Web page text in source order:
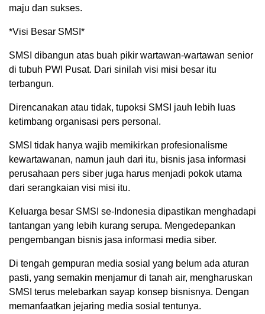
maju dan sukses.
*Visi Besar SMSI*
SMSI dibangun atas buah pikir wartawan-wartawan senior
di tubuh PWI Pusat. Dari sinilah visi misi besar itu
terbangun.
Direncanakan atau tidak, tupoksi SMSI jauh lebih luas
ketimbang organisasi pers personal.
SMSI tidak hanya wajib memikirkan profesionalisme
kewartawanan, namun jauh dari itu, bisnis jasa informasi
perusahaan pers siber juga harus menjadi pokok utama
dari serangkaian visi misi itu.
Keluarga besar SMSI se-Indonesia dipastikan menghadapi
tantangan yang lebih kurang serupa. Mengedepankan
pengembangan bisnis jasa informasi media siber.
Di tengah gempuran media sosial yang belum ada aturan
pasti, yang semakin menjamur di tanah air, mengharuskan
SMSI terus melebarkan sayap konsep bisnisnya. Dengan
memanfaatkan jejaring media sosial tentunya.